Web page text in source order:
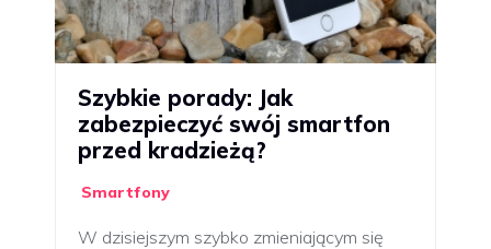
Szybkie porady: Jak
zabezpieczyć swój smartfon
przed kradzieżą?
Smartfony
W dzisiejszym szybko zmieniającym się